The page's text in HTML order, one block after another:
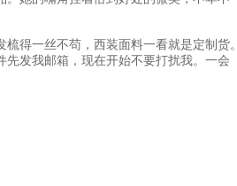
一丝不苟，西装面料一看就是定制货。
发我邮箱，现在开始不要打扰我。一会